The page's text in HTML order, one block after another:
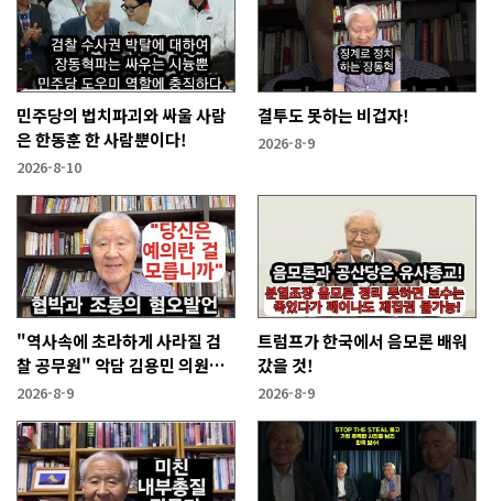
민주당의 법치파괴와 싸울 사람
은 한동훈 한 사람뿐이다!
2026-8-10
결투도 못하는 비겁자!
2026-8-9
"역사속에 초라하게 사라질 검
찰 공무원" 악담 김용민 의원에
게!
2026-8-9
트럼프가 한국에서 음모론 배워
갔을 것!
2026-8-9